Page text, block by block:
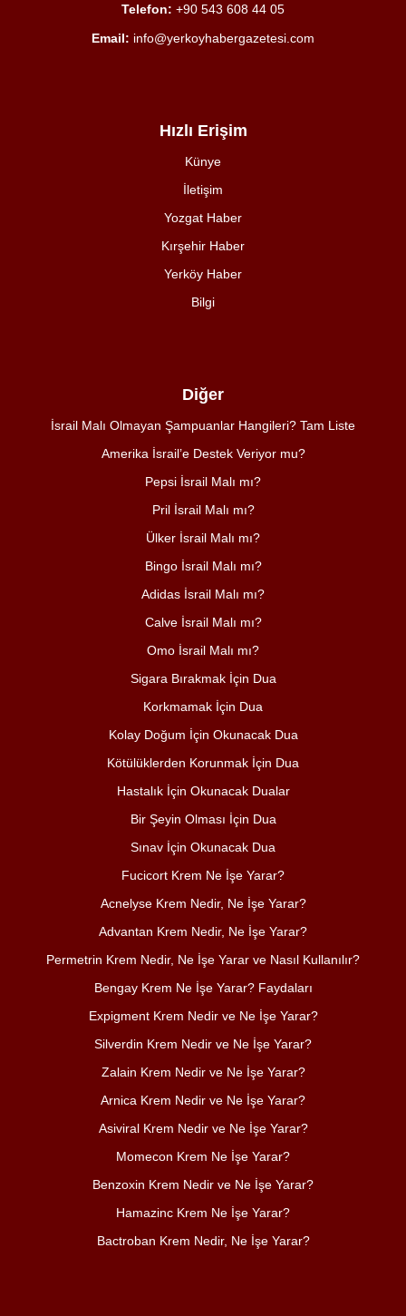
Telefon: +90 543 608 44 05
Email: info@yerkoyhabergazetesi.com
Hızlı Erişim
Künye
İletişim
Yozgat Haber
Kırşehir Haber
Yerköy Haber
Bilgi
Diğer
İsrail Malı Olmayan Şampuanlar Hangileri? Tam Liste
Amerika İsrail’e Destek Veriyor mu?
Pepsi İsrail Malı mı?
Pril İsrail Malı mı?
Ülker İsrail Malı mı?
Bingo İsrail Malı mı?
Adidas İsrail Malı mı?
Calve İsrail Malı mı?
Omo İsrail Malı mı?
Sigara Bırakmak İçin Dua
Korkmamak İçin Dua
Kolay Doğum İçin Okunacak Dua
Kötülüklerden Korunmak İçin Dua
Hastalık İçin Okunacak Dualar
Bir Şeyin Olması İçin Dua
Sınav İçin Okunacak Dua
Fucicort Krem Ne İşe Yarar?
Acnelyse Krem Nedir, Ne İşe Yarar?
Advantan Krem Nedir, Ne İşe Yarar?
Permetrin Krem Nedir, Ne İşe Yarar ve Nasıl Kullanılır?
Bengay Krem Ne İşe Yarar? Faydaları
Expigment Krem Nedir ve Ne İşe Yarar?
Silverdin Krem Nedir ve Ne İşe Yarar?
Zalain Krem Nedir ve Ne İşe Yarar?
Arnica Krem Nedir ve Ne İşe Yarar?
Asiviral Krem Nedir ve Ne İşe Yarar?
Momecon Krem Ne İşe Yarar?
Benzoxin Krem Nedir ve Ne İşe Yarar?
Hamazinc Krem Ne İşe Yarar?
Bactroban Krem Nedir, Ne İşe Yarar?